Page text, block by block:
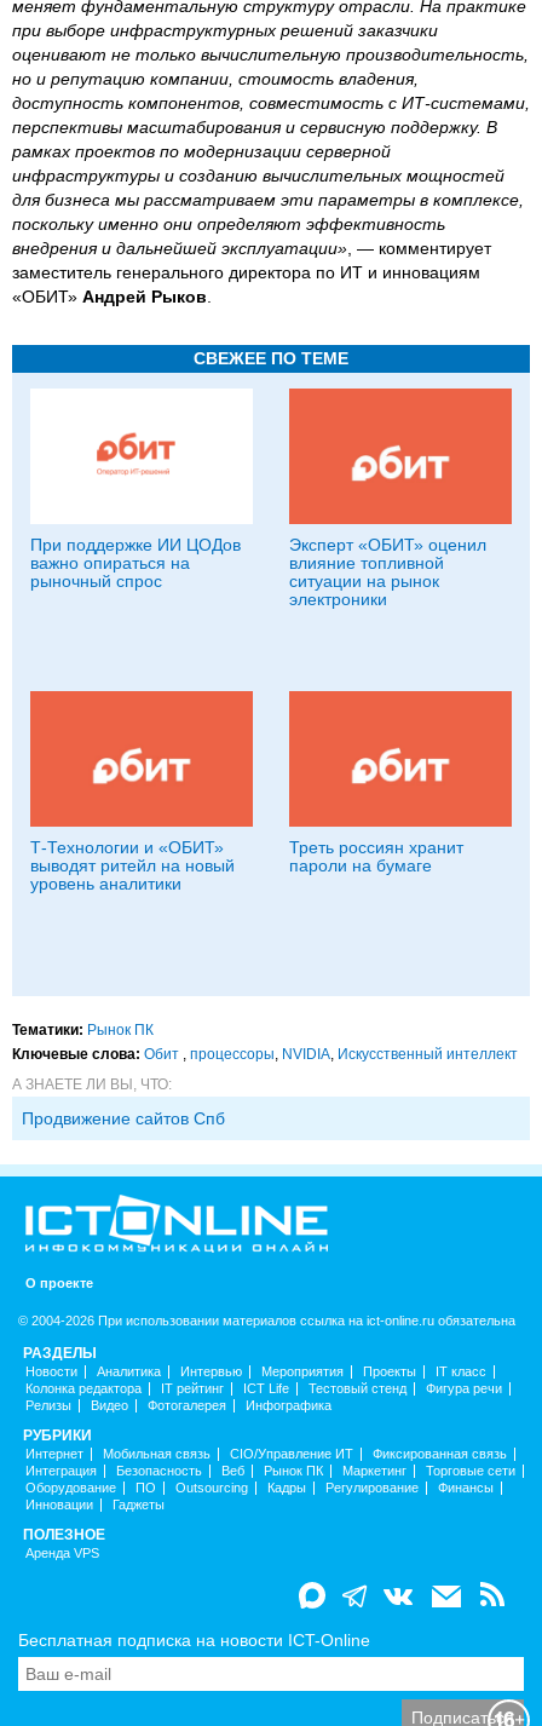
меняет фундаментальную структуру отрасли. На практике
при выборе инфраструктурных решений заказчики
оценивают не только вычислительную производительность,
но и репутацию компании, стоимость владения,
доступность компонентов, совместимость с ИТ-системами,
перспективы масштабирования и сервисную поддержку. В
рамках проектов по модернизации серверной
инфраструктуры и созданию вычислительных мощностей
для бизнеса мы рассматриваем эти параметры в комплексе,
поскольку именно они определяют эффективность
внедрения и дальнейшей эксплуатации» , — комментирует
заместитель генерального директора по ИТ и инновациям
«ОБИТ» Андрей Рыков
СВЕЖЕЕ ПО ТЕМЕ
При поддержке ИИ ЦОДов
важно опираться на
рыночный спрос
Эксперт «ОБИТ» оценил
влияние топливной
ситуации на рынок
электроники
Т-Технологии и «ОБИТ»
выводят ритейл на новый
уровень аналитики
Треть россиян хранит
пароли на бумаге
Тематики: Рынок ПК
Ключевые слова: Обит , процессоры, NVIDIA, Искусственный интеллект
А ЗНАЕТЕ ЛИ ВЫ, ЧТО:
Продвижение сайтов Спб
О проекте
© 2004-2026 При использовании материалов ссылка на ict-online.ru обязательна
РАЗДЕЛЫ
Новости Аналитика Интервью Мероприятия Проекты
IT класс
Колонка редактора
IT рейтинг ICT Life Тестовый стенд
Фигура речи
Релизы
Видео Фотогалерея Инфографика
РУБРИКИ
Интернет Мобильная связь CIO/Управление ИТ
Фиксированная связь
Интеграция
Безопасность Веб Рынок ПК Маркетинг
Торговые сети
Оборудование
ПО Outsourcing Кадры Регулирование
Финансы
Инновации
Гаджеты
ПОЛЕЗНОЕ
Аренда VPS
Бесплатная подписка на новости ICT-Online